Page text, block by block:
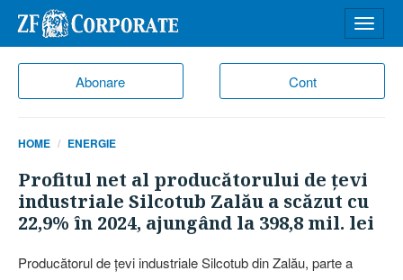
Abonare Cont
meniu
HOME ENERGIE
Profitul net al producătorului de ţevi
industriale Silcotub Zalău a scăzut cu
22,9% în 2024, ajungând la 398,8 mil. lei
Producătorul de ţevi industriale Silcotub din Zalău, parte a